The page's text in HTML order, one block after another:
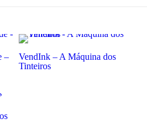
–
VendInk – A Máquina dos
Tinteiros